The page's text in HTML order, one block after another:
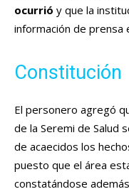
ocurrió y que la
información de prensa
Constitución
El personero agregó
de la Seremi de Salud
de acaecidos los
puesto que el área
constatándose